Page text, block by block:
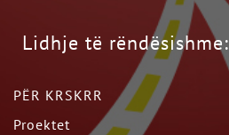
Lidhje të rëndësishme:
PËR KRSKRR
Proektet